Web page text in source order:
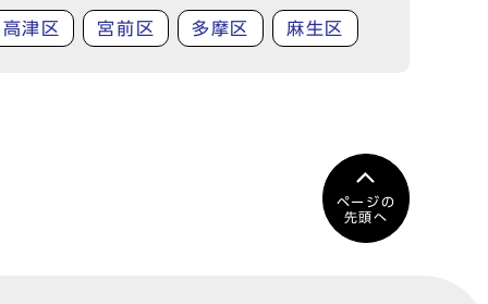
高津区 宮前区 多摩区 麻生区
ページの
先頭へ